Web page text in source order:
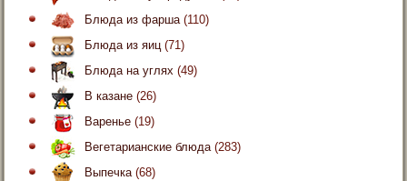
Блюда из фарша(110)
Блюда из яиц(71)
Блюда на углях (49)
В казане (26)
Варенье (19)
Вегетарианские блюда(283)
Выпечка(68)